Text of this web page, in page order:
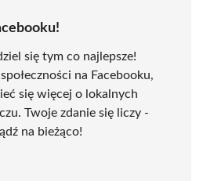
się tym co najlepsze!
na Facebooku,
się więcej o lokalnych
Twoje zdanie się liczy -
na bieżąco!